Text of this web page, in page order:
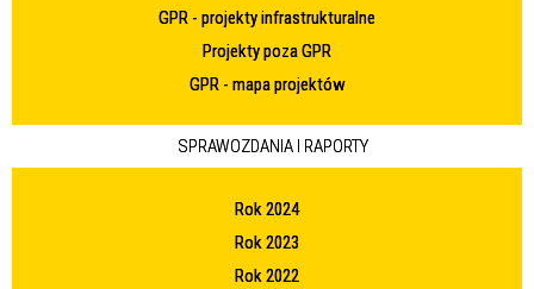
GPR - projekty infrastrukturalne
Projekty poza GPR
GPR - mapa projektów
SPRAWOZDANIA I RAPORTY
Rok 2024
Rok 2023
Rok 2022